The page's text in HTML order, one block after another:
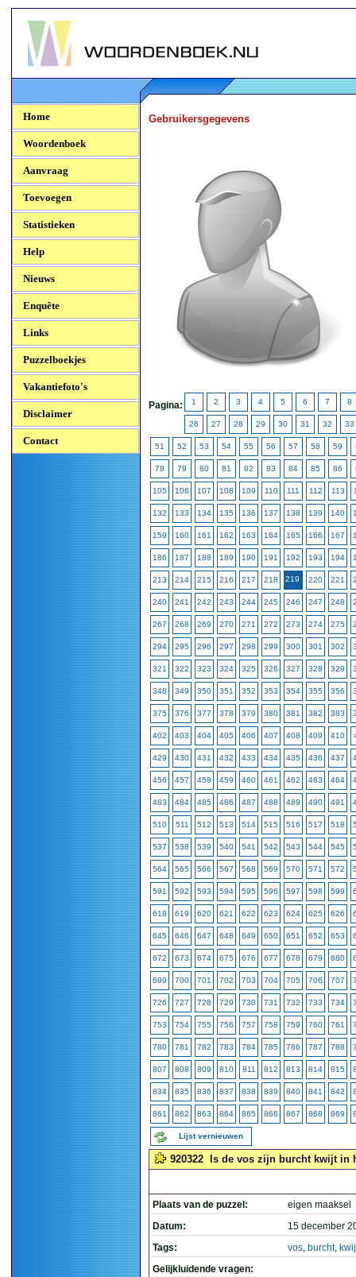
Woordenboek.NU
Home
Woordenboek
Aanvraag
Toevoegen
Statistieken
Help
Nieuws
Enquête
Links
Puzzelboekjes
Vakantiefoto's
Disclaimer
Contact
Gebruikersgegevens
Pagina: 1 2 3 4 5 6 7 8
26 27 28 29 30 31 32 33
51 52 53 54 55 56 57 58 59
78 79 80 81 82 83 84 85 86
105 106 107 108 109 110 111 112 113
132 133 134 135 136 137 138 139 140
159 160 161 162 163 164 165 166 167
186 187 188 189 190 191 192 193 194
213 214 215 216 217 218 219 220 221
240 241 242 243 244 245 246 247 248
267 268 269 270 271 272 273 274 275
294 295 296 297 298 299 300 301 302
321 322 323 324 325 326 327 328 329
348 349 350 351 352 353 354 355 356
375 376 377 378 379 380 381 382 383
402 403 404 405 406 407 408 409 410
429 430 431 432 433 434 435 436 437
456 457 458 459 460 461 462 463 464
483 484 485 486 487 488 489 490 491
510 511 512 513 514 515 516 517 518
537 538 539 540 541 542 543 544 545
564 565 566 567 568 569 570 571 572
591 592 593 594 595 596 597 598 599
618 619 620 621 622 623 624 625 626
645 646 647 648 649 650 651 652 653
672 673 674 675 676 677 678 679 680
699 700 701 702 703 704 705 706 707
726 727 728 729 730 731 732 733 734
753 754 755 756 757 758 759 760 761
780 781 782 783 784 785 786 787 788
807 808 809 810 811 812 813 814 815
834 835 836 837 838 839 840 841 842
861 862 863 864 865 866 867 868 869
Lijst vernieuwen
920322 Is de vos zijn burcht kwijt in
Plaats van de puzzel:
eigen maaksel
Datum:
15 december
Tags:
vos, burcht,
Gelijkluidende vragen: